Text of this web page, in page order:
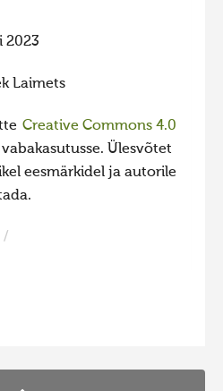
lisa
2023
Laimets
Creative Commons 4.0
vabakasutusse. Ülesvõtet
eesmärkidel ja autorile
/